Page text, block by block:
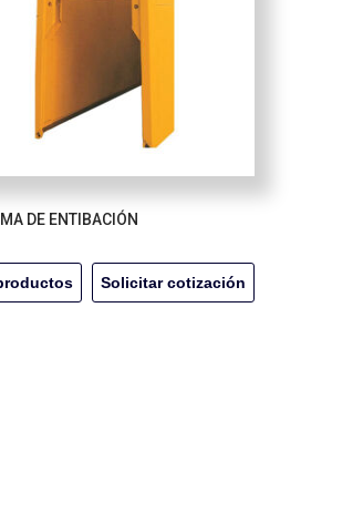
DE ENTIBACIÓN
Solicitar cotización